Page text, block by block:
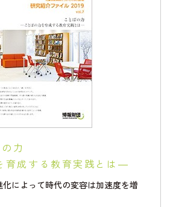
力
育成する教育実践とは―
によって時代の変容は加速度を増